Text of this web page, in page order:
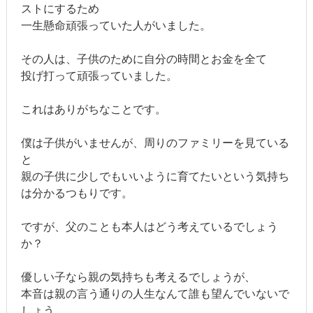
ストにするため
一生懸命頑張っていた人がいました。
その人は、子供のために自分の時間とお金を全て
投げ打って頑張っていました。
これはありがちなことです。
僕は子供がいませんが、周りのファミリーを見ている
と
親の子供に少しでもいいように育てたいという気持ち
は分かるつもりです。
ですが、父のことも本人はどう考えているでしょう
か？
優しい子なら親の気持ちも考えるでしょうが、
本音は親の言う通りの人生なんて誰も望んでいないで
しょう。